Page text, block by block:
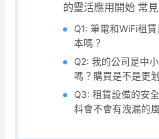
的靈活應用開始 常
Q1: 筆電和WiFi租
本嗎？
Q2: 我的公司是中
嗎？購買是不是更
Q3: 租賃設備的安
料會不會有洩漏的